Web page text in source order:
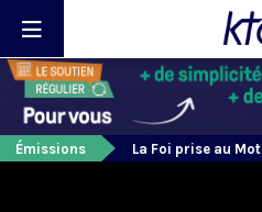
Émissions La Foi prise au Mot